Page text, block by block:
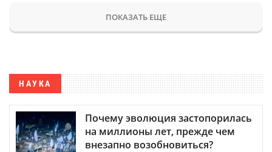
ПОКАЗАТЬ ЕЩЕ
НАУКА
Почему эволюция застопорилась
на миллионы лет, прежде чем
внезапно возобновиться?